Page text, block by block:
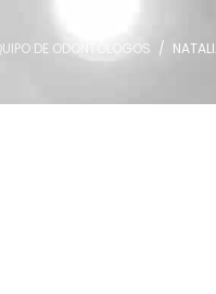
DE ODONTÓLOGOS